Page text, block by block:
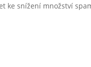
ke snížení množství